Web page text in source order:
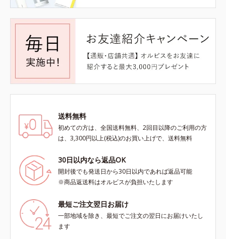
送料無料
初めての方は、全国送料無料、2回目以降のご利用の方
は、3,300円以上(税込)のお買い上げで、送料無料
30日以内なら返品OK
開封後でも発送日から30日以内であれば返品可能
※商品返送料はオルビスが負担いたします
最短ご注文翌日お届け
一部地域を除き、最短でご注文の翌日にお届けいたし
ます